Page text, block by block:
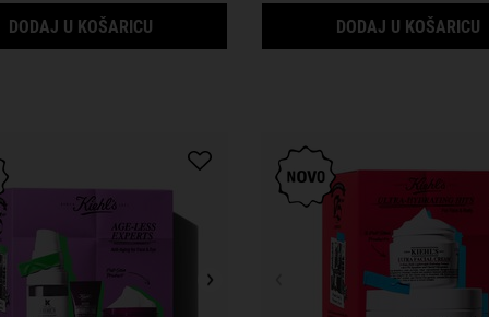
DODAJ U KOŠARICU MASTER MOISTURIZING MINIS POKLON SET
DODAJ U KOŠARICU